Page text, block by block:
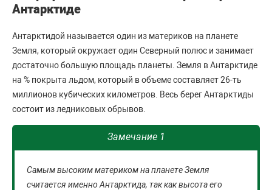
Антарктиде
Антарктидой называется один из материков на планете
Земля, который окружает один Северный полюс и занимает
достаточно большую площадь планеты. Земля в Антарктиде
на % покрыта льдом, который в объеме составляет 26-ть
миллионов кубических километров. Весь берег Антарктиды
состоит из ледниковых обрывов.
Замечание 1
Самым высоким материком на планете Земля
считается именно Антарктида, так как высота его